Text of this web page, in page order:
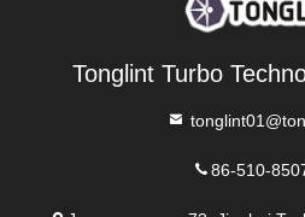
Tonglint Turbo
86-510-